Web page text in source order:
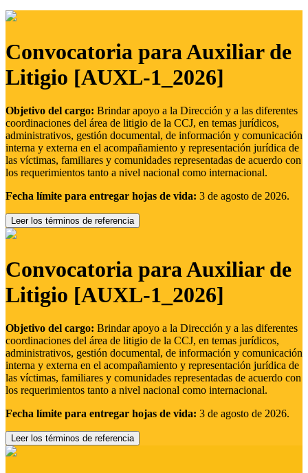
Convocatoria para Auxiliar de
Litigio [AUXL-1_2026]
Objetivo del cargo: Brindar apoyo a la Dirección y a las diferentes
coordinaciones del área de litigio de la CCJ, en temas jurídicos,
administrativos, gestión documental, de información y comunicación
interna y externa en el acompañamiento y representación jurídica de
las víctimas, familiares y comunidades representadas de acuerdo con
los requerimientos tanto a nivel nacional como internacional.
Fecha límite para entregar hojas de vida: 3 de agosto de 2026.
Leer los términos de referencia
Convocatoria para Auxiliar de
Litigio [AUXL-1_2026]
Objetivo del cargo: Brindar apoyo a la Dirección y a las diferentes
coordinaciones del área de litigio de la CCJ, en temas jurídicos,
administrativos, gestión documental, de información y comunicación
interna y externa en el acompañamiento y representación jurídica de
las víctimas, familiares y comunidades representadas de acuerdo con
los requerimientos tanto a nivel nacional como internacional.
Fecha límite para entregar hojas de vida: 3 de agosto de 2026.
Leer los términos de referencia